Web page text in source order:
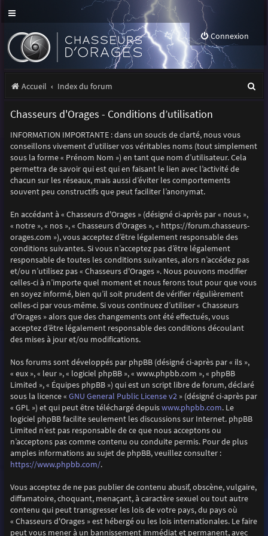
Connexion
Accueil Index du forum
Chasseurs d'Orages - Conditions d’utilisation
INFORMATION IMPORTANTE : dans un soucis de clarté, nous vous
conseillons vivement d’utiliser vos véritables noms (tout simplement
sous la forme « Prénom Nom ») en tant que nom d’utilisateur. Cela
permettra de savoir qui est qui en faisant le lien avec l’activité de
chacun sur les réseaux, mais aussi d’éviter les comportements
souvent peu constructifs que peut faciliter l’anonymat.
En accédant à « Chasseurs d'Orages » (désigné ci-après par « nous »,
« notre », « nos », « Chasseurs d'Orages », « https://forum.chasseurs-
orages.com »), vous acceptez d’être légalement responsable des
conditions suivantes. Si vous n’acceptez pas d’être légalement
responsable de toutes les conditions suivantes, alors n’accédez pas
et/ou n’utilisez pas « Chasseurs d'Orages ». Nous pouvons modifier
celles-ci à n’importe quel moment et nous ferons tout pour que vous
en soyez informé, bien qu’il soit prudent de vérifier régulièrement
celles-ci par vous-même. Si vous continuez d’utiliser « Chasseurs
d'Orages » alors que des changements ont été effectués, vous
acceptez d’être légalement responsable des conditions découlant
des mises à jour et/ou modifications.
Nos forums sont développés par phpBB (désigné ci-après par « ils »,
« eux », « leur », « logiciel phpBB », « www.phpbb.com », « phpBB
Limited », « Équipes phpBB ») qui est un script libre de forum, déclaré
sous la licence « GNU General Public License v2» (désigné ci-après par
« GPL ») et qui peut être téléchargé depuiswww.phpbb.com. Le
logiciel phpBB facilite seulement les discussions sur Internet. phpBB
Limited n’est pas responsable de ce que nous acceptons ou
n’acceptons pas comme contenu ou conduite permis. Pour de plus
amples informations au sujet de phpBB, veuillez consulter :
https://www.phpbb.com/.
Vous acceptez de ne pas publier de contenu abusif, obscène, vulgaire,
diffamatoire, choquant, menaçant, à caractère sexuel ou tout autre
contenu qui peut transgresser les lois de votre pays, du pays où
« Chasseurs d'Orages » est hébergé ou les lois internationales. Le faire
peut vous mener à un bannissement immédiat et permanent, avec